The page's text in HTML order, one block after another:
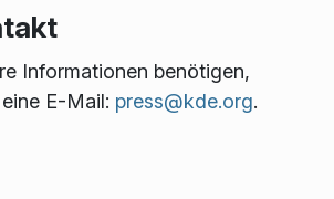
Informationen benötigen,
E-Mail: press@kde.org.